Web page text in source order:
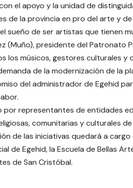
el apoyo y la unidad de
de la provincia en pro del arte y
sueño de ser artistas que tienen
(Muño), presidente del Patronato
los músicos, gestores culturales y
de la modernización de la
del administrador de Egehid
por representantes de entidades
comunitarias y culturales
de las iniciativas quedará a
de Egehid, la Escuela de Bellas
de San Cristóbal.